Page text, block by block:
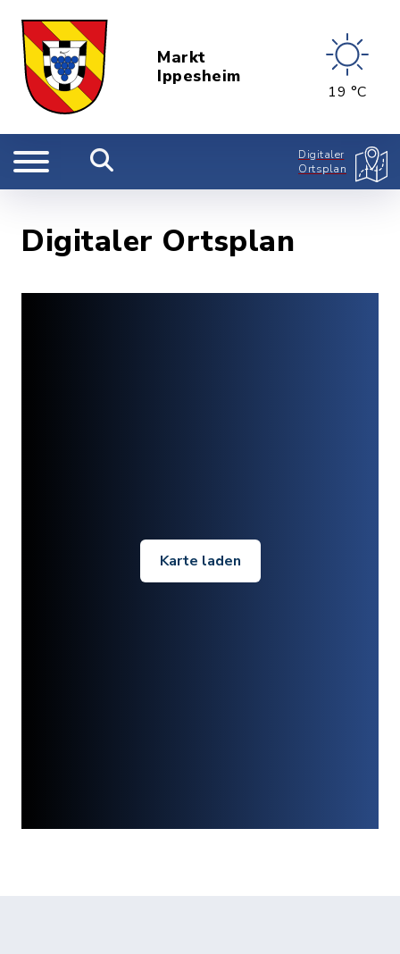
Markt
Ippesheim
19 °C
Digitaler
Ortsplan
Digitaler Ortsplan
Karte laden